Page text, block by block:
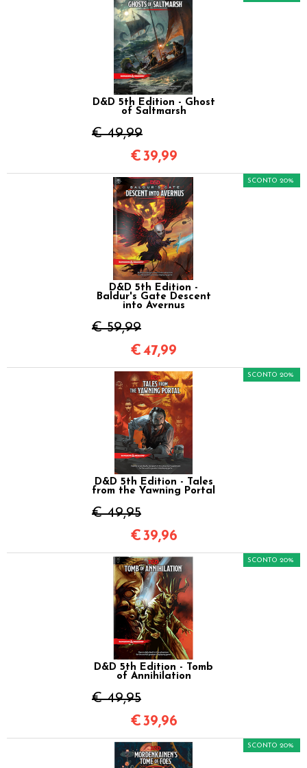
D&D 5th Edition - Ghost
of Saltmarsh
€ 49,99
€39,99
D&D 5th Edition -
Baldur's Gate Descent
into Avernus
€ 59,99
SCONTO 20%
€47,99
D&D 5th Edition - Tales
from the Yawning Portal
€ 49,95
SCONTO 20%
€39,96
D&D 5th Edition - Tomb
of Annihilation
€ 49,95
SCONTO 20%
€39,96
SCONTO 20%